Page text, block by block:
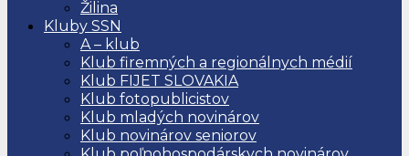
Žilina
Kluby SSN
A – klub
Klub firemných a regionálnych médií
Klub FIJET SLOVAKIA
Klub fotopublicistov
Klub mladých novinárov
Klub novinárov seniorov